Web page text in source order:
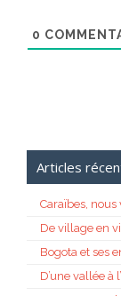
0
Articles
Caraïbes, nous
De village en
Bogota et ses
D’une vallée à